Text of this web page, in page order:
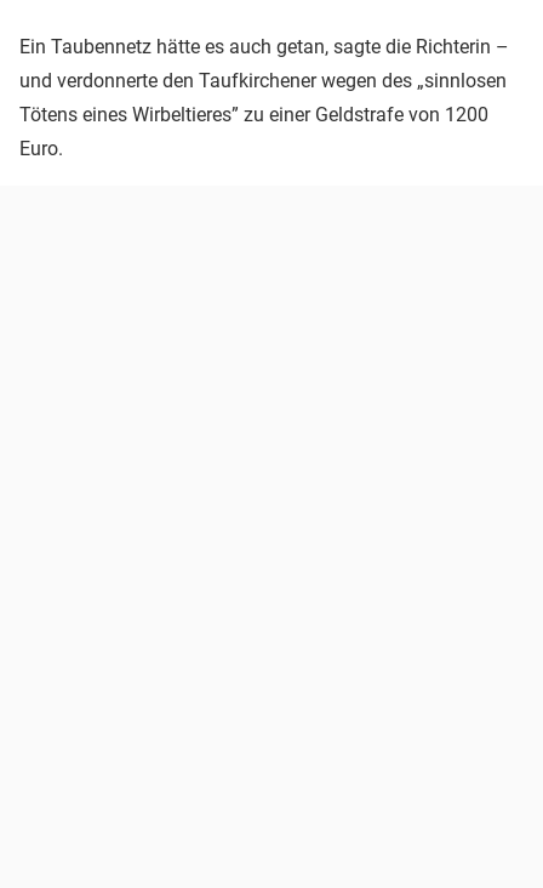
Ein Taubennetz hätte es auch getan, sagte die Richterin –
und verdonnerte den Taufkirchener wegen des „sinnlosen
Tötens eines Wirbeltieres” zu einer Geldstrafe von 1200
Euro.